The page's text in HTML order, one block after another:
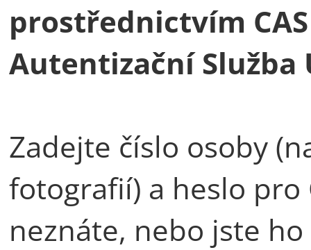
prostřednictvím
Autentizační Služba
Zadejte číslo osoby
fotografií) a heslo pro
neznáte, nebo jste